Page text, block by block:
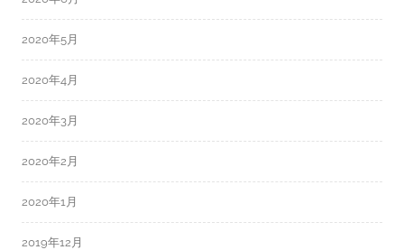
2020年5月
2020年4月
2020年3月
2020年2月
2020年1月
2019年12月